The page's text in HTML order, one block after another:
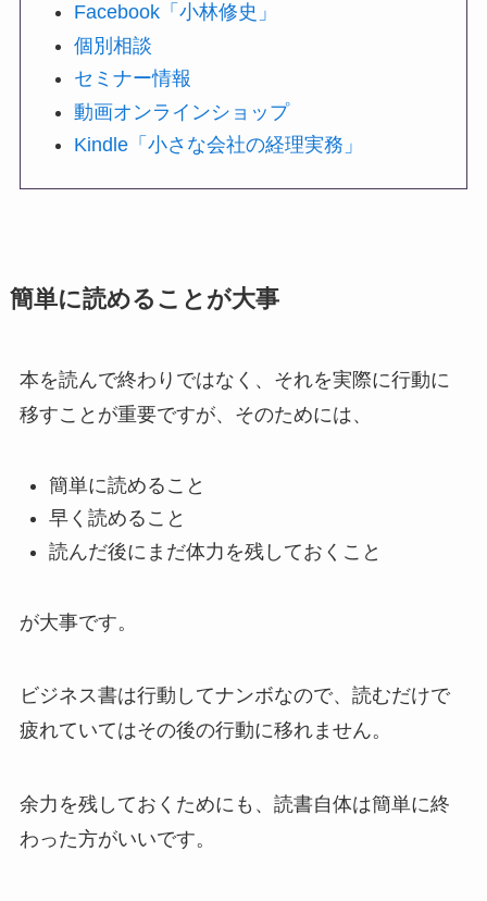
Facebook「小林修史」
個別相談
セミナー情報
動画オンラインショップ
Kindle「小さな会社の経理実務」
簡単に読めることが大事
本を読んで終わりではなく、それを実際に行動に
移すことが重要ですが、そのためには、
簡単に読めること
早く読めること
読んだ後にまだ体力を残しておくこと
が大事です。
ビジネス書は行動してナンボなので、読むだけで
疲れていてはその後の行動に移れません。
余力を残しておくためにも、読書自体は簡単に終
わった方がいいです。